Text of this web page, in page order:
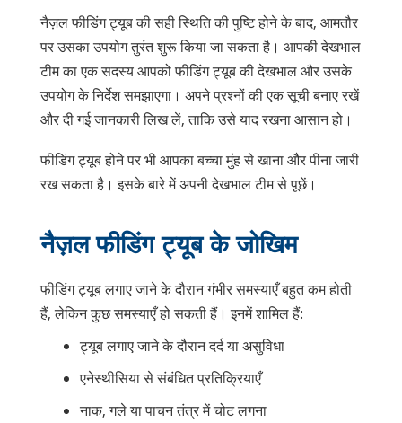
नैज़ल फीडिंग ट्यूब की सही स्थिति की पुष्टि होने के बाद, आमतौर
पर उसका उपयोग तुरंत शुरू किया जा सकता है। आपकी देखभाल
टीम का एक सदस्य आपको फीडिंग ट्यूब की देखभाल और उसके
उपयोग के निर्देश समझाएगा। अपने प्रश्नों की एक सूची बनाए रखें
और दी गई जानकारी लिख लें, ताकि उसे याद रखना आसान हो।
फीडिंग ट्यूब होने पर भी आपका बच्चा मुंह से खाना और पीना जारी
रख सकता है। इसके बारे में अपनी देखभाल टीम से पूछें।
नैज़ल फीडिंग ट्यूब के जोखिम
फीडिंग ट्यूब लगाए जाने के दौरान गंभीर समस्याएँ बहुत कम होती
हैं, लेकिन कुछ समस्याएँ हो सकती हैं। इनमें शामिल हैं:
ट्यूब लगाए जाने के दौरान दर्द या असुविधा
एनेस्थीसिया से संबंधित प्रतिक्रियाएँ
नाक, गले या पाचन तंत्र में चोट लगना